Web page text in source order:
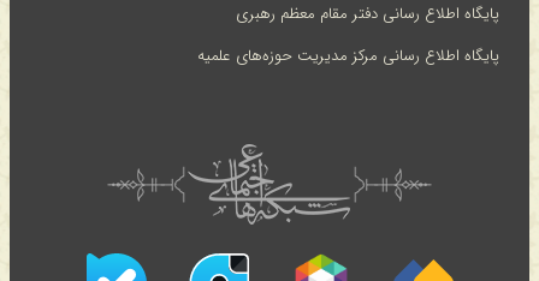
پایگاه اطلاع رسانی دفتر مقام معظم رهبری
پایگاه اطلاع رسانی مرکز مدیریت حوزه‌های علمیه